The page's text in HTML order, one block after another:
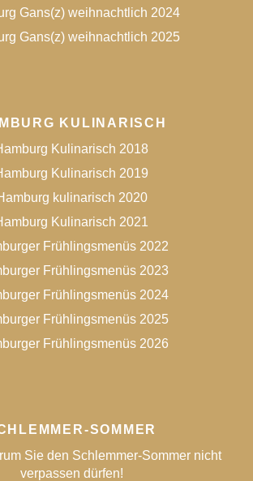
Gans(z) weihnachtlich 2024
Gans(z) weihnachtlich 2025
KULINARISCH
Kulinarisch 2018
Kulinarisch 2019
kulinarisch 2020
Kulinarisch 2021
Frühlingsmenüs 2022
Frühlingsmenüs 2023
Frühlingsmenüs 2024
Frühlingsmenüs 2025
Frühlingsmenüs 2026
SOMMER
Sie den Schlemmer-Sommer nicht
verpassen dürfen!